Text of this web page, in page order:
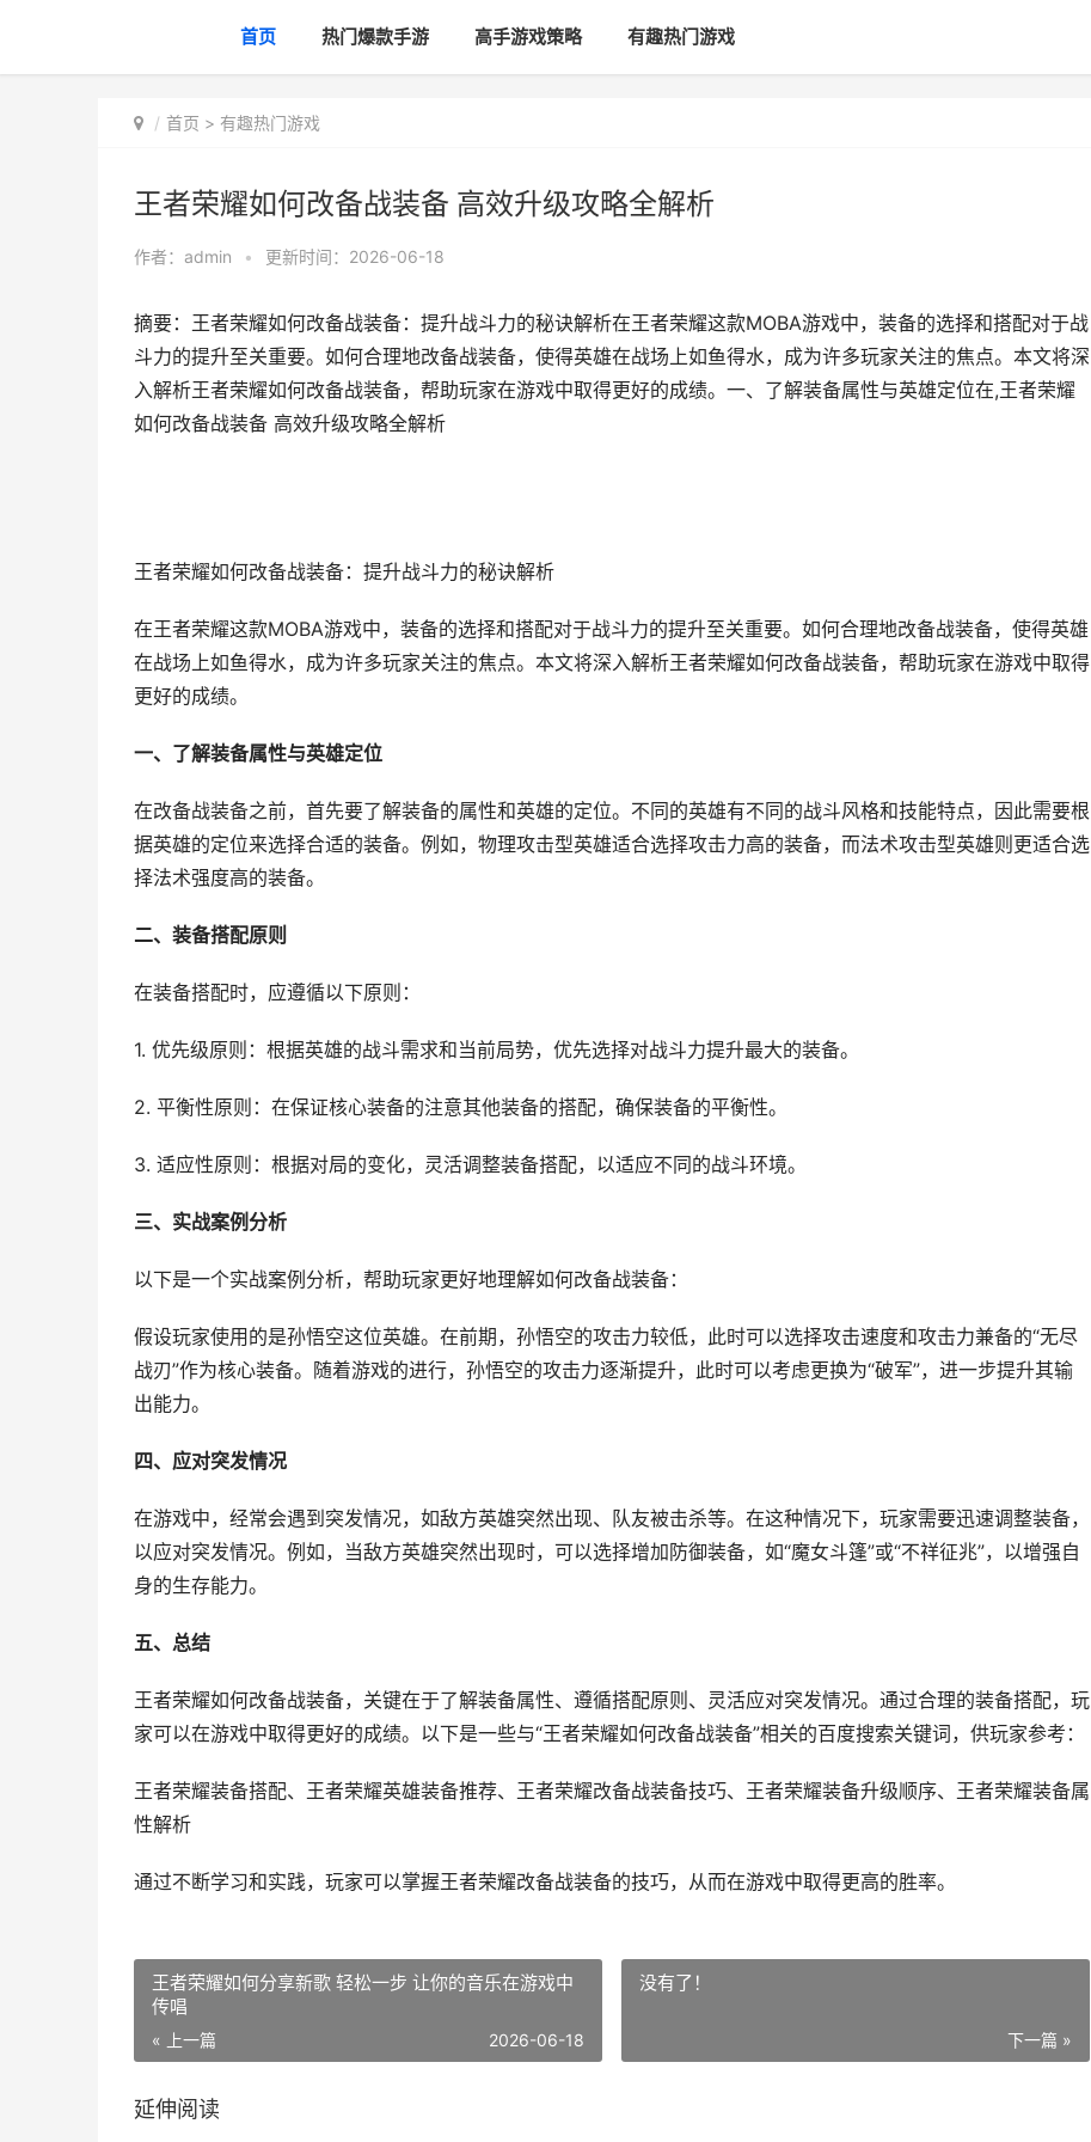
首页 热门爆款手游 高手游戏策略 有趣热门游戏
首页 > 有趣热门游戏
王者荣耀如何改备战装备 高效升级攻略全解析
作者： admin • 更新时间：2026-06-18
摘要：王者荣耀如何改备战装备：提升战斗力的秘诀解析在王者荣耀这款MOBA游戏中，装备的选择和搭配对于战
斗力的提升至关重要。如何合理地改备战装备，使得英雄在战场上如鱼得水，成为许多玩家关注的焦点。本文将深
入解析王者荣耀如何改备战装备，帮助玩家在游戏中取得更好的成绩。一、了解装备属性与英雄定位在,王者荣耀
如何改备战装备 高效升级攻略全解析
王者荣耀如何改备战装备：提升战斗力的秘诀解析
在王者荣耀这款MOBA游戏中，装备的选择和搭配对于战斗力的提升至关重要。如何合理地改备战装备，使得英雄
在战场上如鱼得水，成为许多玩家关注的焦点。本文将深入解析王者荣耀如何改备战装备，帮助玩家在游戏中取得
更好的成绩。
一、了解装备属性与英雄定位
在改备战装备之前，首先要了解装备的属性和英雄的定位。不同的英雄有不同的战斗风格和技能特点，因此需要根
据英雄的定位来选择合适的装备。例如，物理攻击型英雄适合选择攻击力高的装备，而法术攻击型英雄则更适合选
择法术强度高的装备。
二、装备搭配原则
在装备搭配时，应遵循以下原则：
1. 优先级原则：根据英雄的战斗需求和当前局势，优先选择对战斗力提升最大的装备。
2. 平衡性原则：在保证核心装备的注意其他装备的搭配，确保装备的平衡性。
3. 适应性原则：根据对局的变化，灵活调整装备搭配，以适应不同的战斗环境。
三、实战案例分析
以下是一个实战案例分析，帮助玩家更好地理解如何改备战装备：
假设玩家使用的是孙悟空这位英雄。在前期，孙悟空的攻击力较低，此时可以选择攻击速度和攻击力兼备的“无尽
战刃”作为核心装备。随着游戏的进行，孙悟空的攻击力逐渐提升，此时可以考虑更换为“破军”，进一步提升其输
出能力。
四、应对突发情况
在游戏中，经常会遇到突发情况，如敌方英雄突然出现、队友被击杀等。在这种情况下，玩家需要迅速调整装备，
以应对突发情况。例如，当敌方英雄突然出现时，可以选择增加防御装备，如“魔女斗篷”或“不祥征兆”，以增强自
身的生存能力。
五、总结
王者荣耀如何改备战装备，关键在于了解装备属性、遵循搭配原则、灵活应对突发情况。通过合理的装备搭配，玩
家可以在游戏中取得更好的成绩。以下是一些与“王者荣耀如何改备战装备”相关的百度搜索关键词，供玩家参考：
王者荣耀装备搭配、王者荣耀英雄装备推荐、王者荣耀改备战装备技巧、王者荣耀装备升级顺序、王者荣耀装备属
性解析
通过不断学习和实践，玩家可以掌握王者荣耀改备战装备的技巧，从而在游戏中取得更高的胜率。
王者荣耀如何分享新歌 轻松一步 让你的音乐在游戏中
传唱
« 上一篇 2026-06-18
没有了！
下一篇 »
延伸阅读